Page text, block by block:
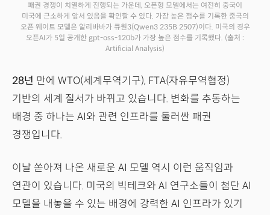
패권 경쟁이 치열하게 진행되는 가운데, 오픈형 모델에서는 여전히 중국이
미국에 근소하게 앞서 있음을 확인할 수 있다. 가장 높은 점수를 기록한 중국의
오픈 웨이트 모델은 알리바바가 큐원3(Qwen3 235B 2507)이다. 미국의 경우
오픈AI가 5일 공개한 gpt-oss-120b가 가장 높은 점수를 기록했다. (출처 :
Artificial Analysis)
28년 만에 WTO(세계무역기구), FTA(자유무역협정)
기반의 세계 질서가 바뀌고 있습니다. 변화를 추동하는
배경 중 하나는 AI와 관련 인프라를 둘러싼 패권
경쟁입니다.
이날 쏟아져 나온 새로운 AI 모델 역시 이런 움직임과
연관이 있습니다. 미국의 빅테크와 AI 연구소들이 첨단 AI
모델을 내놓을 수 있는 배경에 강력한 AI 인프라가 있기